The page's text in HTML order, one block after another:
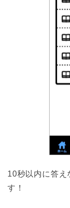
10秒以内に答え
す！